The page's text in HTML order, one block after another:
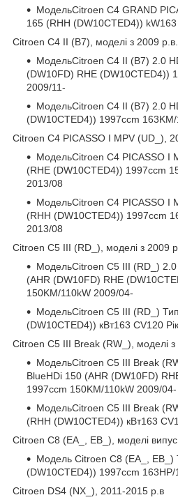
МодельCitroen C4 GRAND
165 (RHH (DW10CTED4))
Citroen C4 II (B7), моделі з 2009 р.в.
МодельCitroen C4 II (B7) 2.0
(DW10FD) RHE (DW10CTED4))
2009/11-
МодельCitroen C4 II (B7) 2.0
(DW10CTED4)) 1997ccm
Citroen C4 PICASSO I MPV (UD_),
МодельCitroen C4 PICASSO I
(RHE (DW10CTED4)) 1997ccm
2013/08
МодельCitroen C4 PICASSO I
(RHH (DW10CTED4)) 1997ccm
2013/08
Citroen C5 III (RD_), моделі з 2009
МодельCitroen C5 III (RD_)
(AHR (DW10FD) RHE
150KM/110kW 2009/04-
МодельCitroen C5 III (RD_)
(DW10CTED4)) кВт163 CV120
Citroen C5 III Break (RW_), моделі з
МодельCitroen C5 III Break
BlueHDi 150 (AHR (DW10FD)
1997ccm 150KM/110kW 2009/04-
МодельCitroen C5 III Break
(RHH (DW10CTED4)) кВт163
Citroen C8 (EA_, EB_), моделі
Модель Citroen C8 (EA_, EB_)
(DW10CTED4)) 1997ccm
Citroen DS4 (NX_), 2011-2015 р.в